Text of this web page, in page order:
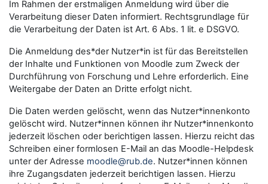
Im Rahmen der erstmaligen Anmeldung wird über die
Verarbeitung dieser Daten informiert. Rechtsgrundlage für
die Verarbeitung der Daten ist Art. 6 Abs. 1 lit. e DSGVO.
Die Anmeldung des*der Nutzer*in ist für das Bereitstellen
der Inhalte und Funktionen von Moodle zum Zweck der
Durchführung von Forschung und Lehre erforderlich. Eine
Weitergabe der Daten an Dritte erfolgt nicht.
Die Daten werden gelöscht, wenn das Nutzer*innenkonto
gelöscht wird. Nutzer*innen können ihr Nutzer*innenkonto
jederzeit löschen oder berichtigen lassen. Hierzu reicht das
Schreiben einer formlosen E-Mail an das Moodle-Helpdesk
unter der Adresse moodle@rub.de. Nutzer*innen können
ihre Zugangsdaten jederzeit berichtigen lassen. Hierzu